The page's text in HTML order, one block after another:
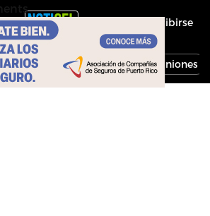
Inscribirse
Noticias Economía Opiniones